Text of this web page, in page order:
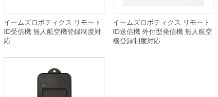
イームズロボティクス リモート
ID受信機 無人航空機登録制度対
応
イームズロボティクス リモート
ID送信機 外付型発信機 無人航空
機登録制度対応